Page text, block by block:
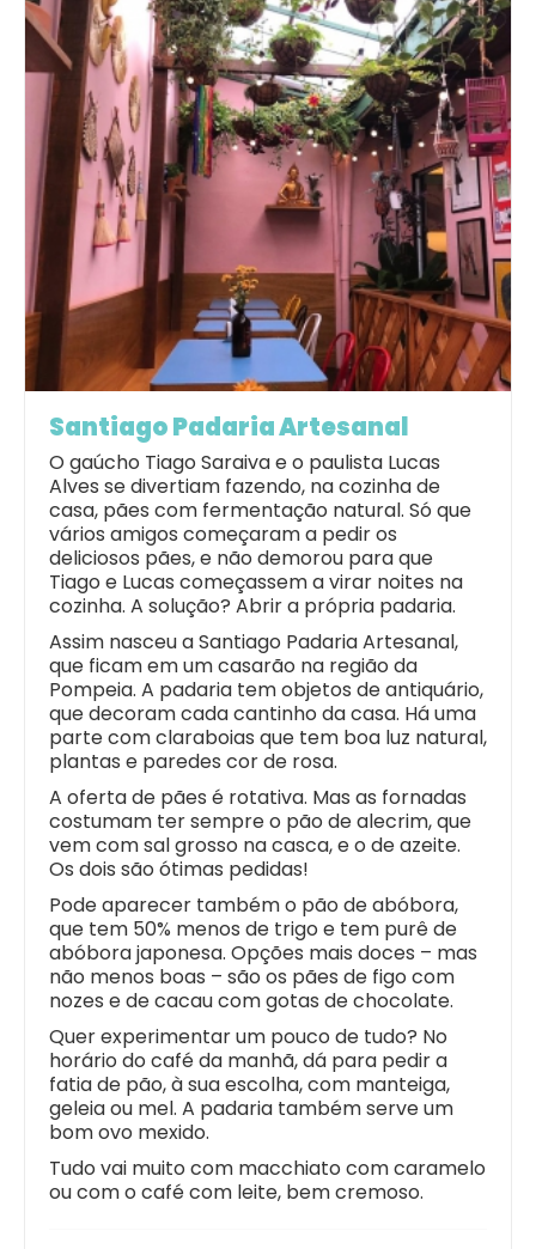
Santiago Padaria Artesanal
O gaúcho Tiago Saraiva e o paulista Lucas
Alves se divertiam fazendo, na cozinha de
casa, pães com fermentação natural. Só que
vários amigos começaram a pedir os
deliciosos pães, e não demorou para que
Tiago e Lucas começassem a virar noites na
cozinha. A solução? Abrir a própria padaria.
Assim nasceu a Santiago Padaria Artesanal,
que ficam em um casarão na região da
Pompeia. A padaria tem objetos de antiquário,
que decoram cada cantinho da casa. Há uma
parte com claraboias que tem boa luz natural,
plantas e paredes cor de rosa.
A oferta de pães é rotativa. Mas as fornadas
costumam ter sempre o pão de alecrim, que
vem com sal grosso na casca, e o de azeite.
Os dois são ótimas pedidas!
Pode aparecer também o pão de abóbora,
que tem 50% menos de trigo e tem purê de
abóbora japonesa. Opções mais doces – mas
não menos boas – são os pães de figo com
nozes e de cacau com gotas de chocolate.
Quer experimentar um pouco de tudo? No
horário do café da manhã, dá para pedir a
fatia de pão, à sua escolha, com manteiga,
geleia ou mel. A padaria também serve um
bom ovo mexido.
Tudo vai muito com macchiato com caramelo
ou com o café com leite, bem cremoso.